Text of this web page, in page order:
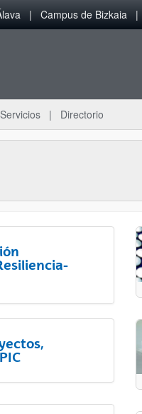
Campus de Bizkaia
Servicios Directorio